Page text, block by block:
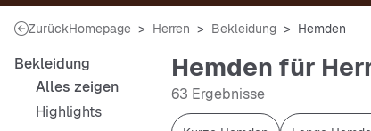
ZurückHomepage Herren Bekleidung Hemden
Bekleidung
Alles zeigen
Highlights
Hemden für
63 Ergebnisse